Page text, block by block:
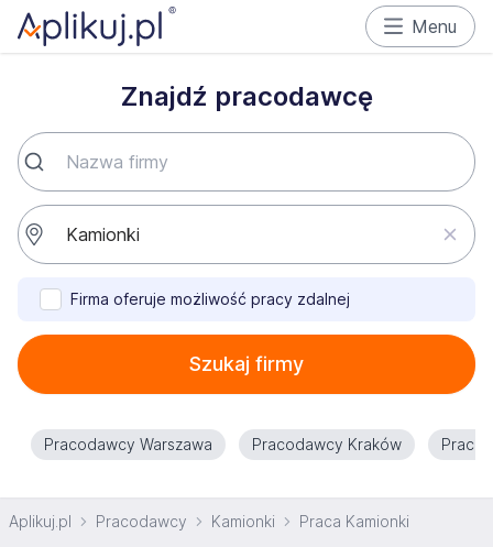
Menu
Znajdź pracodawcę
Firma oferuje możliwość pracy zdalnej
Szukaj firmy
Pracodawcy Warszawa Pracodawcy Kraków
Aplikuj.pl Pracodawcy Kamionki Praca Kamionki